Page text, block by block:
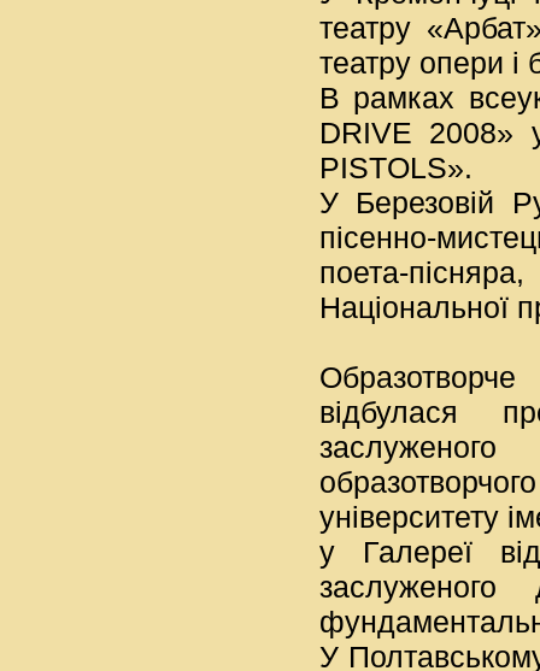
театру
театру опери і
В рамках
DRIVE 2008»
PISTOLS».
У Березовій
пісенно-
поета-
Національної
відбулася
університету
у Галереї
заслуженого
У